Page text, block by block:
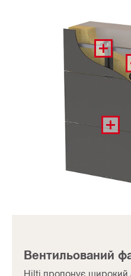
Вентильований
Hilti пропонує широкий